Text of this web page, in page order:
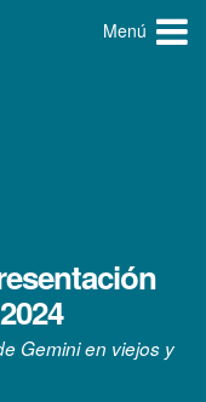
Menú
Gemini en viejos y